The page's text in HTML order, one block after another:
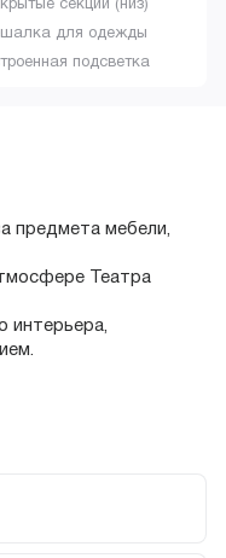
секции (низ)
для одежды
подсветка
предмета мебели,
Театра
интерьера,